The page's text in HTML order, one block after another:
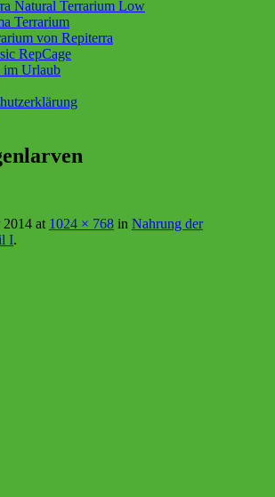
Natural Terrarium Low
Terrarium
von Repiterra
RepCage
im Urlaub
2014 at 1024 × 768 in Nahrung der
I.